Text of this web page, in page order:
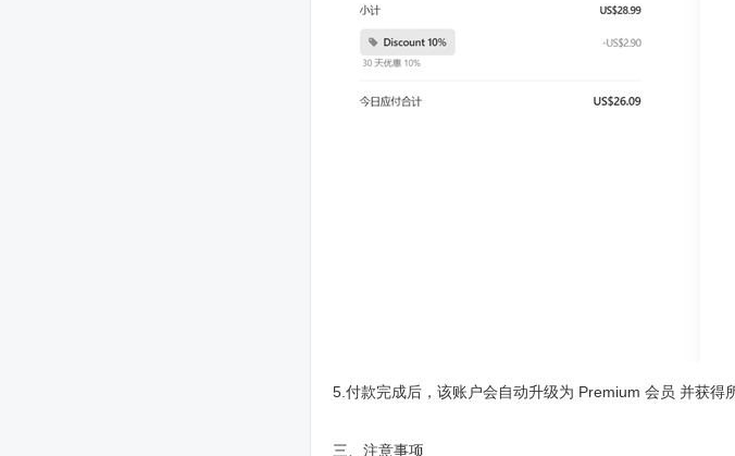
5.付款完成后，该账户会自动升级为 Premium 会员 并获得
三、注意事项